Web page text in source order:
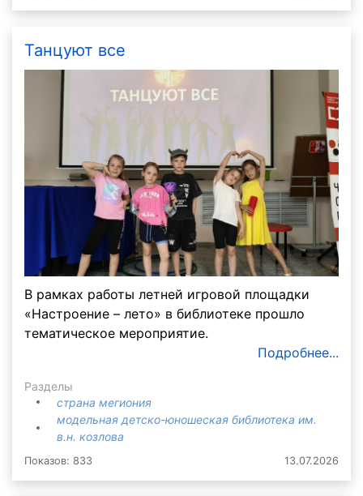
Танцуют все
В рамках работы летней игровой площадки
«Настроение – лето» в библиотеке прошло
тематическое мероприятие.
Подробнее...
Разделы
страна мегиония
модельная детско-юношеская библиотека им.
в.н. козлова
Показов: 833 13.07.2026